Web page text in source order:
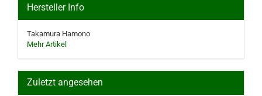
Hersteller Info
Takamura Hamono
Mehr Artikel
Zuletzt angesehen